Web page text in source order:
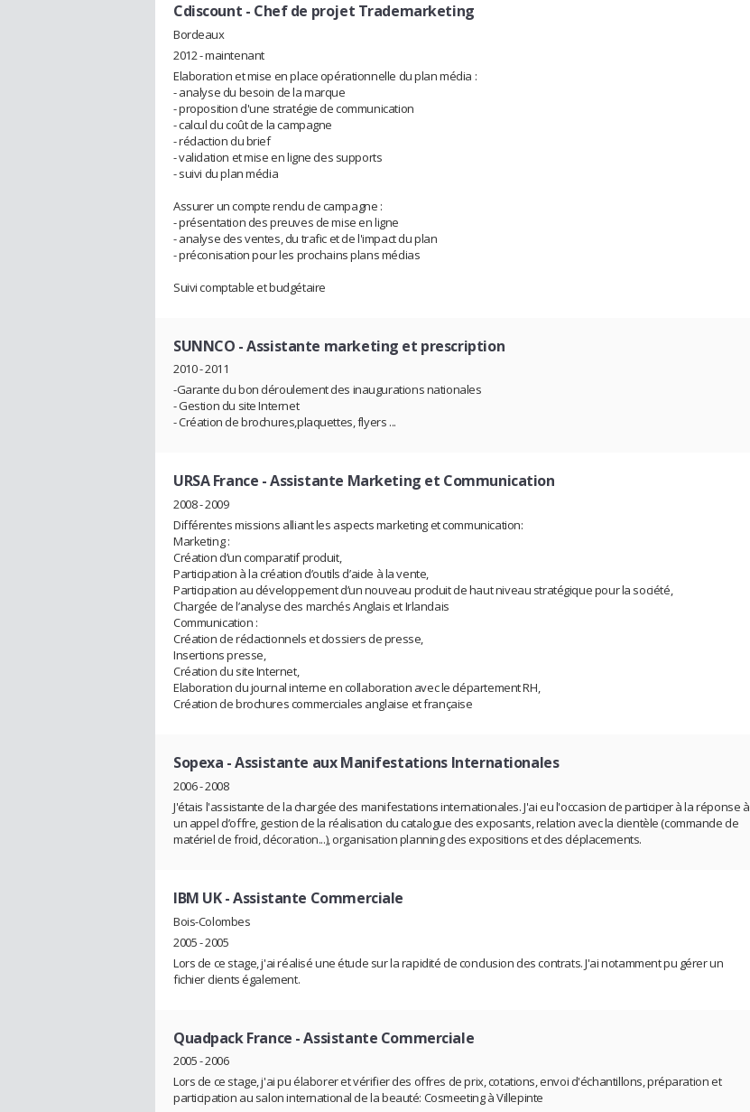
Cdiscount - Chef de projet Trademarketing
Bordeaux
2012 - maintenant
Elaboration et mise en place opérationnelle du plan média :
- analyse du besoin de la marque
- proposition d'une stratégie de communication
- calcul du coût de la campagne
- rédaction du brief
- validation et mise en ligne des supports
- suivi du plan média
Assurer un compte rendu de campagne :
- présentation des preuves de mise en ligne
- analyse des ventes, du trafic et de l'impact du plan
- préconisation pour les prochains plans médias
Suivi comptable et budgétaire
SUNNCO - Assistante marketing et prescription
2010 - 2011
-Garante du bon déroulement des inaugurations nationales
- Gestion du site Internet
- Création de brochures,plaquettes, flyers ...
URSA France - Assistante Marketing et Communication
2008 - 2009
Différentes missions alliant les aspects marketing et communication:
Marketing :
Création d’un comparatif produit,
Participation à la création d’outils d’aide à la vente,
Participation au développement d’un nouveau produit de haut niveau stratégique pour la société,
Chargée de l’analyse des marchés Anglais et Irlandais
Communication :
Création de rédactionnels et dossiers de presse,
Insertions presse,
Création du site Internet,
Elaboration du journal interne en collaboration avec le département RH,
Création de brochures commerciales anglaise et française
Sopexa - Assistante aux Manifestations Internationales
2006 - 2008
J'étais l'assistante de la chargée des manifestations internationales. J'ai eu l'occasion de participer à la réponse à
un appel d’offre, gestion de la réalisation du catalogue des exposants, relation avec la clientèle (commande de
matériel de froid, décoration...), organisation planning des expositions et des déplacements.
IBM UK- Assistante Commerciale
Bois-Colombes
2005 - 2005
Lors de ce stage, j'ai réalisé une étude sur la rapidité de conclusion des contrats. J'ai notamment pu gérer un
fichier clients également.
Quadpack France - Assistante Commerciale
2005 - 2006
Lors de ce stage, j'ai pu élaborer et vérifier des offres de prix, cotations, envoi d'échantillons, préparation et
participation au salon international de la beauté: Cosmeeting à Villepinte